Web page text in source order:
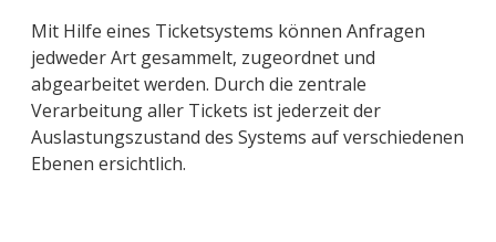
Mit Hilfe eines Ticketsystems können Anfragen
jedweder Art gesammelt, zugeordnet und
abgearbeitet werden. Durch die zentrale
Verarbeitung aller Tickets ist jederzeit der
Auslastungszustand des Systems auf verschiedenen
Ebenen ersichtlich.